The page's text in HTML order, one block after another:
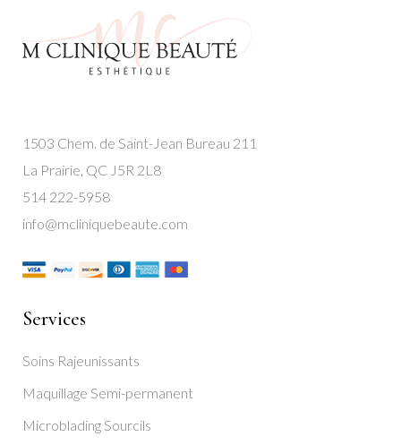
1503 Chem. de Saint-Jean Bureau 211
La Prairie, QC J5R 2L8
514 222-5958
info@mcliniquebeaute.com
Services
Soins Rajeunissants
Maquillage Semi-permanent
Microblading Sourcils